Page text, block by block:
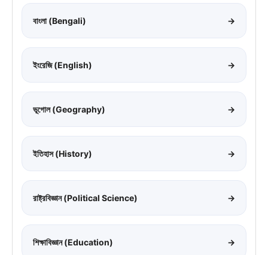
বাংলা (Bengali) →
ইংরেজি (English) →
ভূগোল (Geography) →
ইতিহাস (History) →
রাষ্ট্রবিজ্ঞান (Political Science) →
শিক্ষাবিজ্ঞান (Education) →